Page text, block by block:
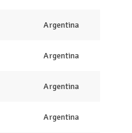
Argentina
Argentina
Argentina
Argentina